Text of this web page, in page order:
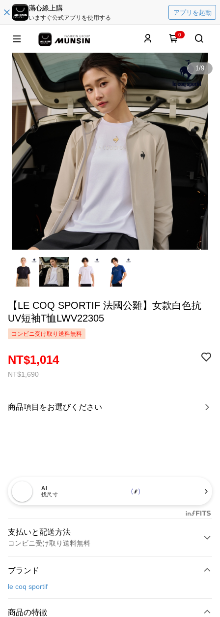
滿心線上購
いますぐ公式アプリを使用する
アプリを起動
0
1/9
【LE COQ SPORTIF 法國公雞】女款白色抗
UV短袖T恤LWV22305
コンビニ受け取り送料無料
NT$1,690
NT$1,014
商品項目をお選びください
AI
找尺寸
支払いと配送方法
コンビニ受け取り送料無料
クレジットカード1回払い
LINE Pay
ブランド
le coq sportif
商品の特徴